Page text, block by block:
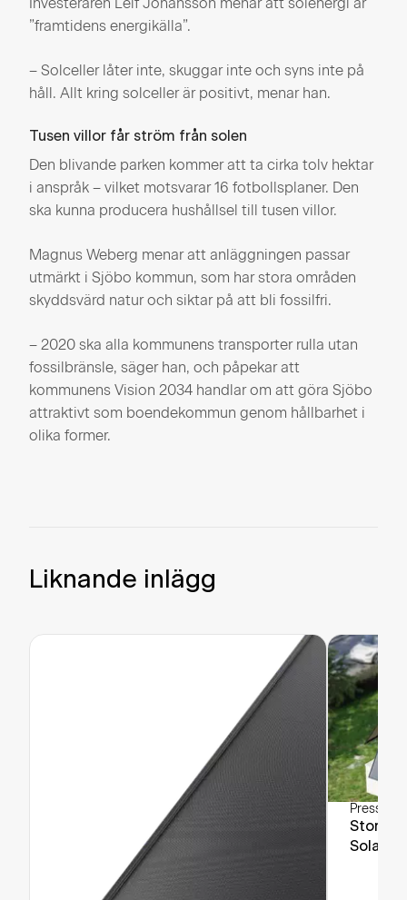
Investeraren Leif Johansson menar att solenergi är
”framtidens energikälla”.
– Solceller låter inte, skuggar inte och syns inte på
håll. Allt kring solceller är positivt, menar han.
Tusen villor får ström från solen
Den blivande parken kommer att ta cirka tolv hektar
i anspråk – vilket motsvarar 16 fotbollsplaner. Den
ska kunna producera hushållsel till tusen villor.
Magnus Weberg menar att anläggningen passar
utmärkt i Sjöbo kommun, som har stora områden
skyddsvärd natur och siktar på att bli fossilfri.
– 2020 ska alla kommunens transporter rulla utan
fossilbränsle, säger han, och påpekar att
kommunens Vision 2034 handlar om att göra Sjöbo
attraktivt som boendekommun genom hållbarhet i
olika former.
Liknande inlägg
Stort
Solar